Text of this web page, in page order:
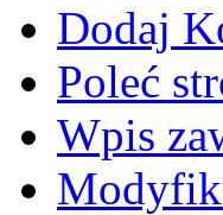
Dodaj
Poleć
Wpis